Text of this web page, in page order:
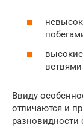
Ввиду
отличаются и